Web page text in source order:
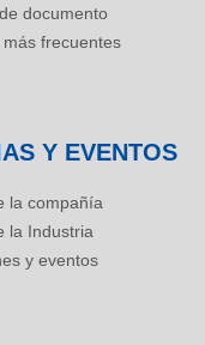
documento
frecuentes
Y EVENTOS
la compañía
la Industria
y eventos